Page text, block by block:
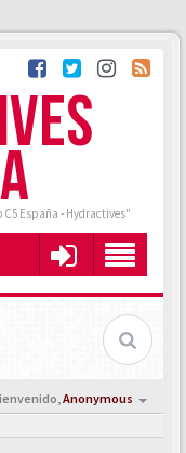
España - Hydractives"
Anonymous